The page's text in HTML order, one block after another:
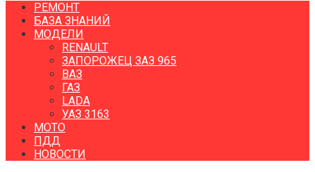
РЕМОНТ
БАЗА ЗНАНИЙ
МОДЕЛИ
RENAULT
ЗАПОРОЖЕЦ ЗАЗ 965
ВАЗ
ГАЗ
LADA
УАЗ 3163
МОТО
ПДД
НОВОСТИ